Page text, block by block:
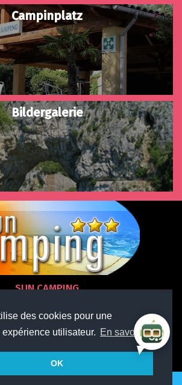
des cookies pour une
utilisateur. En savoir +
OK
Campinplatz
Bildergalerie
SUN CAMPING
07120 SAMPZON
04 75 39 76 12
natur Bildergalerie
Campinplatz
Märkte in der Ardèche
Mieten